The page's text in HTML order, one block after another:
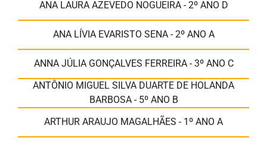
ANA LAURA AZEVEDO NOGUEIRA - 2º ANO D
ANA LÍVIA EVARISTO SENA - 2º ANO A
ANNA JÚLIA GONÇALVES FERREIRA - 3º ANO C
ANTÔNIO MIGUEL SILVA DUARTE DE HOLANDA
BARBOSA - 5º ANO B
ARTHUR ARAUJO MAGALHÃES - 1º ANO A